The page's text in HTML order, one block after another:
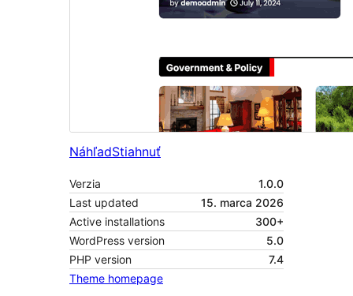
NáhľadStiahnuť
Verzia
1.0.0
Last updated
15. marca 2026
Active installations
300+
WordPress version
5.0
PHP version
7.4
Theme homepage